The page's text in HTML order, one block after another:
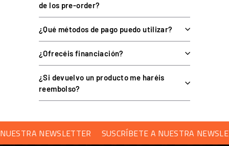
Funciones extra
Gráficos Sublimados
Jogger ergonómico
S a XXL
TALLAS
de los pre-order?
¿Qué métodos de pago puedo utilizar?
¿Ofrecéis financiación?
¿Si devuelvo un producto me haréis
reembolso?
NEWSLETTER SUSCRÍBETE A NUESTRA